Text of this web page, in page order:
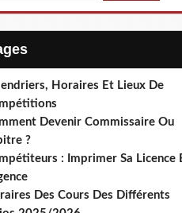
Horaires Et Lieux De
Devenir Commissaire Ou
?
: Imprimer Sa Licence
Des Cours Des Différents